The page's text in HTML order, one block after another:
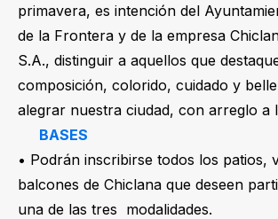
primavera, es intención del
de la Frontera y de la empresa
S.A., distinguir a aquellos que
composición, colorido, cuidado y
alegrar nuestra ciudad, con arreglo a
BASES
• Podrán inscribirse todos los patios,
balcones de Chiclana que deseen
una de las tres modalidades.